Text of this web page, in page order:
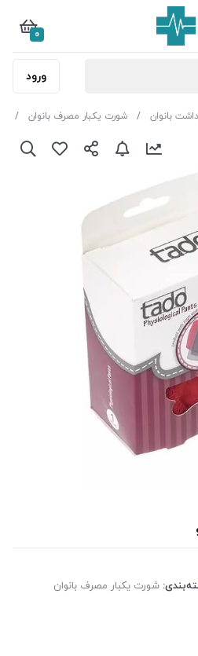
0
ورود
بانوان شورت یکبار مصرف بانوان
شورت یکبار مصرف بانوان